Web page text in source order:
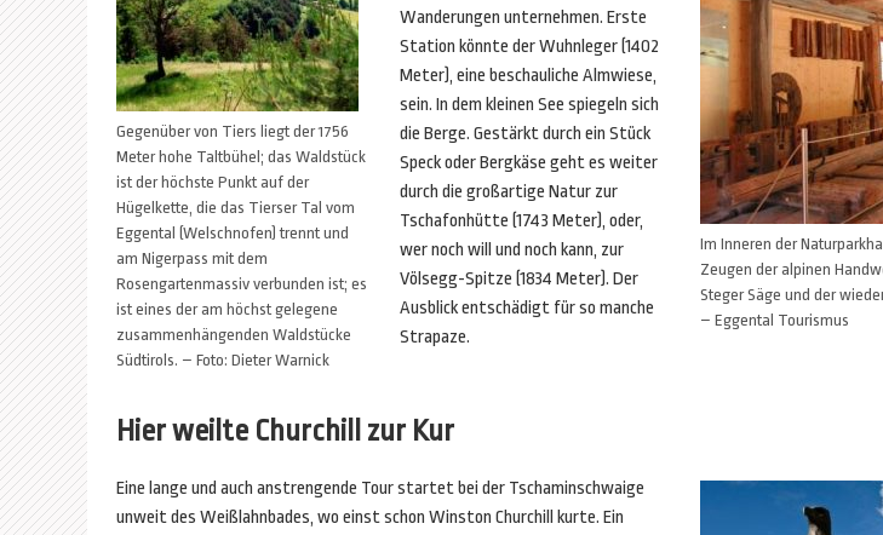
Gegenüber von Tiers liegt der 1756
Meter hohe Taltbühel; das Waldstück
ist der höchste Punkt auf der
Hügelkette, die das Tierser Tal vom
Eggental (Welschnofen) trennt und
am Nigerpass mit dem
Rosengartenmassiv verbunden ist; es
ist eines der am höchst gelegene
zusammenhängenden Waldstücke
Südtirols. – Foto: Dieter Warnick
Im Inneren der
Zeugen der alpinen
Steger Säge und der
– Eggental Tourismus
Wanderungen unternehmen. Erste
Station könnte der Wuhnleger (1402
Meter), eine beschauliche Almwiese,
sein. In dem kleinen See spiegeln sich
die Berge. Gestärkt durch ein Stück
Speck oder Bergkäse geht es weiter
durch die großartige Natur zur
Tschafonhütte (1743 Meter), oder,
wer noch will und noch kann, zur
Völsegg-Spitze (1834 Meter). Der
Ausblick entschädigt für so manche
Strapaze.
Hier weilte Churchill zur Kur
Eine lange und auch anstrengende Tour startet bei der Tschaminschwaige
unweit des Weißlahnbades, wo einst schon Winston Churchill kurte. Ein